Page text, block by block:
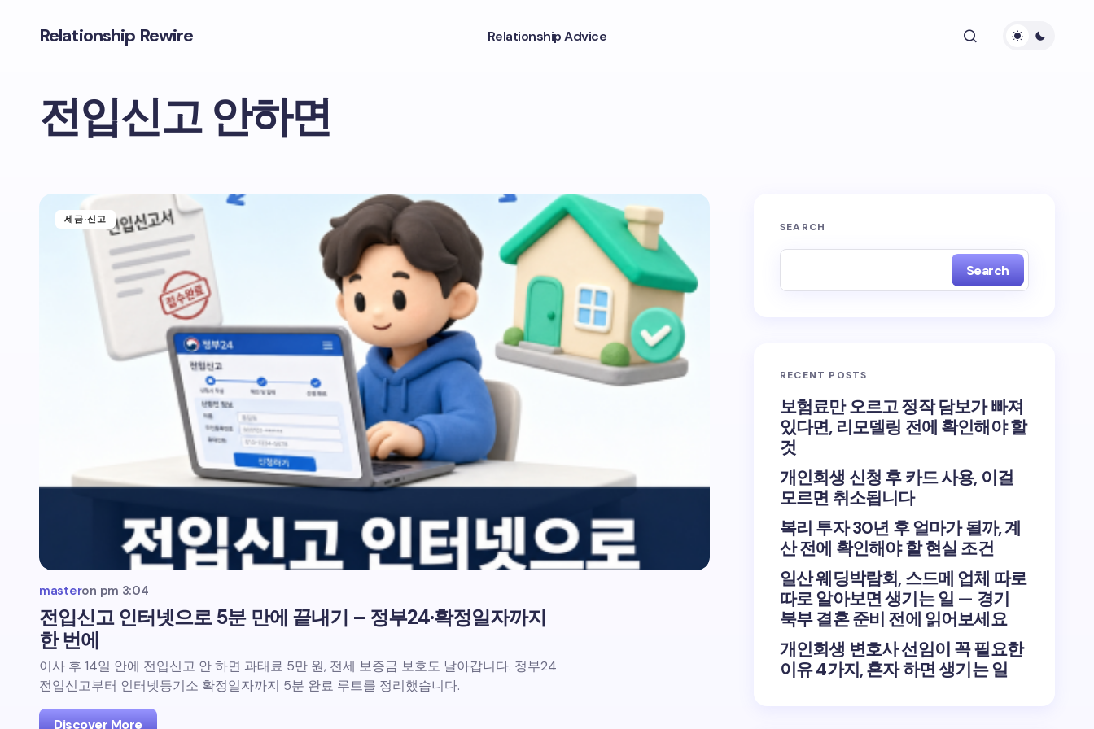
Relationship Rewire Relationship Advice
전입신고 안하면
세금·신고
masteron pm 3:04
전입신고 인터넷으로 5분 만에 끝내기 – 정부24·확정일자까지
한 번에
이사 후 14일 안에 전입신고 안 하면 과태료 5만 원, 전세 보증금 보호도 날아갑니다. 정부24
전입신고부터 인터넷등기소 확정일자까지 5분 완료 루트를 정리했습니다.
Discover More
SEARCH
Search
RECENT POSTS
보험료만 오르고 정작 담보가 빠져
있다면, 리모델링 전에 확인해야 할
것
개인회생 신청 후 카드 사용, 이걸
모르면 취소됩니다
복리 투자 30년 후 얼마가 될까, 계
산 전에 확인해야 할 현실 조건
일산 웨딩박람회, 스드메 업체 따로
따로 알아보면 생기는 일 — 경기
북부 결혼 준비 전에 읽어보세요
개인회생 변호사 선임이 꼭 필요한
이유 4가지, 혼자 하면 생기는 일